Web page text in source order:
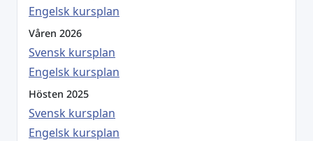
Engelsk kursplan
Våren 2026
Svensk kursplan
Engelsk kursplan
Hösten 2025
Svensk kursplan
Engelsk kursplan